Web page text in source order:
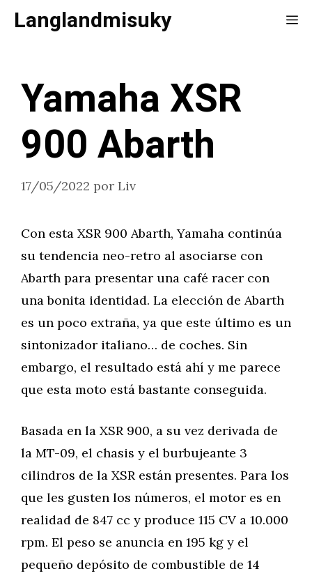
SaltarLanglandmisuky
Yamaha XSR
900 Abarth
17/05/2022 por Liv
Con esta XSR 900 Abarth, Yamaha continúa
su tendencia neo-retro al asociarse con
Abarth para presentar una café racer con
una bonita identidad. La elección de Abarth
es un poco extraña, ya que este último es un
sintonizador italiano… de coches. Sin
embargo, el resultado está ahí y me parece
que esta moto está bastante conseguida.
Basada en la XSR 900, a su vez derivada de
la MT-09, el chasis y el burbujeante 3
cilindros de la XSR están presentes. Para los
que les gusten los números, el motor es en
realidad de 847 cc y produce 115 CV a 10.000
rpm. El peso se anuncia en 195 kg y el
pequeño depósito de combustible de 14